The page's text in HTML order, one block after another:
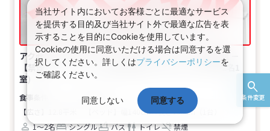
条件変更
アクセスセットで行く！Ｗｅｂコレスペシャル★首都圏 －
【禁煙】シングル（２名の場合はセミダブル）(1名～2名1
室)
食事なし
【広さ】12.8平米
【ベッド】幅140cm×長さ195cm（1台）
1～2名
シングル バス トイレ 禁煙
当社サイト内においてお客様ごとに最適なサービス
を提供する目的及び当社サイト外で最適な広告を表
示することを目的にCookieを使用しています。
Cookieの使用に同意いただける場合は同意するを選
択してください。詳しくはプライバシーポリシーを
ご確認ください。
同意しない 同意する